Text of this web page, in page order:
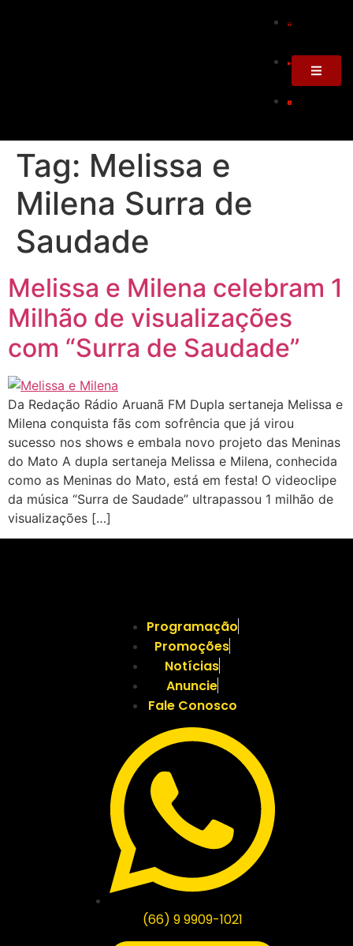
Tag: Melissa e
Milena Surra de
Saudade
Melissa e Milena celebram 1
Milhão de visualizações
com “Surra de Saudade”
Da Redação Rádio Aruanã FM Dupla sertaneja Melissa e
Milena conquista fãs com sofrência que já virou
sucesso nos shows e embala novo projeto das Meninas
do Mato A dupla sertaneja Melissa e Milena, conhecida
como as Meninas do Mato, está em festa! O videoclipe
da música “Surra de Saudade” ultrapassou 1 milhão de
visualizações […]
Programação
Promoções
Notícias
Anuncie
Fale Conosco
(66) 9 9909-1021